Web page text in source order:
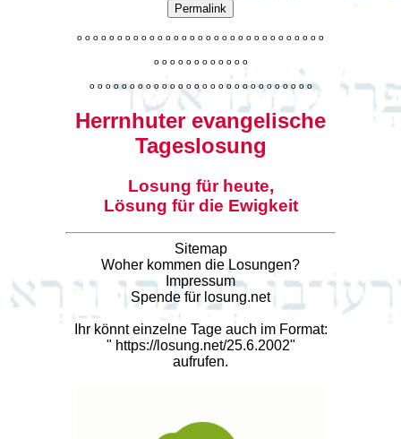
Permalink
o o o o o o o o o o o o o o o o o o o o o o o o o o o o o o o
o o o o o o o o o o o o
o o o o o o o o o o o o o o o o o o o o o o o o o o o o
Herrnhuter evangelische
Tageslosung
Losung für heute,
Lösung für die Ewigkeit
Sitemap
Woher kommen die Losungen?
Impressum
Spende für losung.net
Ihr könnt einzelne Tage auch im Format:
" https://losung.net/25.6.2002"
aufrufen.